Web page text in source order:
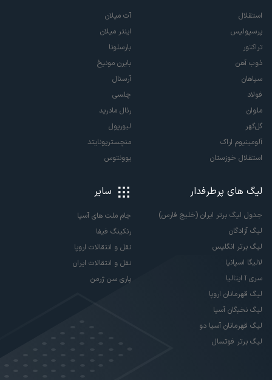
استقلال
پرسپولیس
تراکتور
ذوب آهن
سپاهان
فولاد
ملوان
گل‌گهر
آلومینیوم اراک
استقلال خوزستان
آث میلان
اینتر میلان
بارسلونا
بایرن مونیخ
آرسنال
چلسی
رئال مادرید
لیورپول
منچستریونایتد
یوونتوس
لیگ های پرطرفدار
جدول لیگ برتر ایران (خلیج فارس)
لیگ آزادگان
لیگ برتر انگلیس
لالیگا اسپانیا
سری آ ایتالیا
لیگ قهرمانان اروپا
لیگ نخبگان آسیا
لیگ قهرمانان آسیا دو
لیگ برتر فوتسال
سایر
جام ملت های آسیا
رنکینگ فیفا
نقل و انتقالات اروپا
نقل و انتقالات ایران
پاری سن ژرمن